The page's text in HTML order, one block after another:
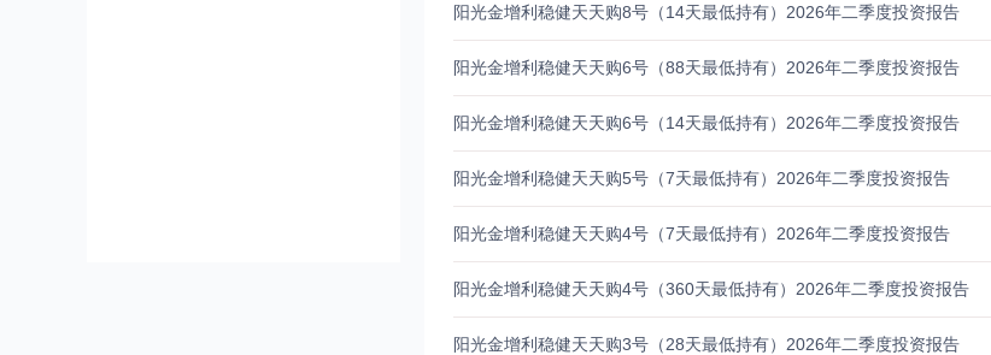
阳光金增利稳健天天购8号（14天最低持有）2026年二季度投资报告
阳光金增利稳健天天购6号（88天最低持有）2026年二季度投资报告
阳光金增利稳健天天购6号（14天最低持有）2026年二季度投资报告
阳光金增利稳健天天购5号（7天最低持有）2026年二季度投资报告
阳光金增利稳健天天购4号（7天最低持有）2026年二季度投资报告
阳光金增利稳健天天购4号（360天最低持有）2026年二季度投资报告
阳光金增利稳健天天购3号（28天最低持有）2026年二季度投资报告